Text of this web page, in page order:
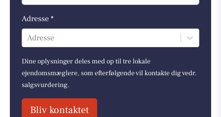
Adresse *
Adresse
Dine oplysninger deles med op til tre lokale
ejendomsmæglere, som efterfølgende vil kontakte dig vedr.
salgsvurdering.
Bliv kontaktet